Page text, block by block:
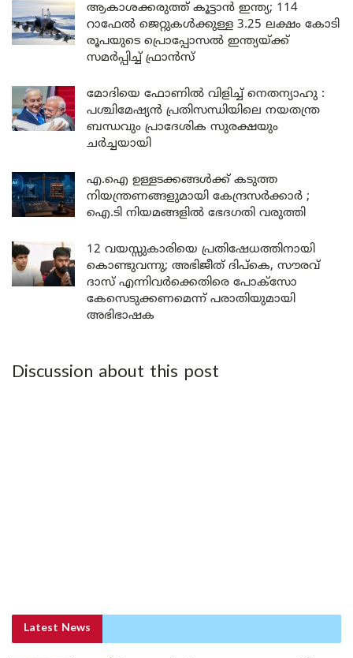
ആകാശക്കരുത്ത് കൂട്ടാൻ ഇന്ത്യ; 114
റാഫേൽ ജെറ്റുകൾക്കുള്ള 3.25 ലക്ഷം കോടി
രൂപയുടെ പ്രൊപ്പോസൽ ഇന്ത്യയ്ക്ക്
സമർപ്പിച്ച് ഫ്രാൻസ്
മോദിയെ ഫോണിൽ വിളിച്ച് നെതന്യാഹു :
പശ്ചിമേഷ്യൻ പ്രതിസന്ധിയിലെ നയതന്ത്ര
ബന്ധവും പ്രാദേശിക സുരക്ഷയും
ചർച്ചയായി
എ.ഐ ഉള്ളടക്കങ്ങൾക്ക് കടുത്ത
നിയന്ത്രണങ്ങളുമായി കേന്ദ്രസർക്കാർ ;
ഐ.ടി നിയമങ്ങളിൽ ഭേദഗതി വരുത്തി
12 വയസ്സുകാരിയെ പ്രതിഷേധത്തിനായി
കൊണ്ടുവന്നു; അഭിജീത് ദിപ്കെ, സൗരവ്
ദാസ് എന്നിവർക്കെതിരെ പോക്സോ
കേസെടുക്കണമെന്ന് പരാതിയുമായി
അഭിഭാഷക
Discussion about this post
Latest News